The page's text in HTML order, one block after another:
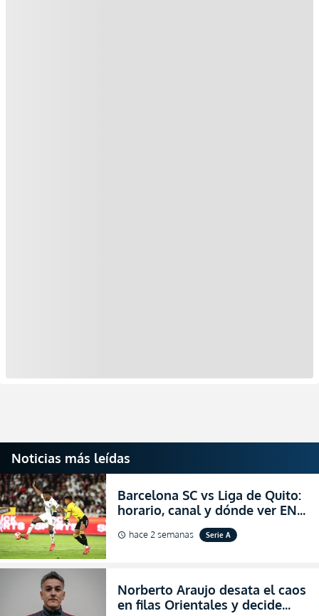
Noticias más leídas
Barcelona SC vs Liga de Quito:
horario, canal y dónde ver EN
VIVO la Fecha 22 de la LigaPro
2026
schedule hace 2 semanas Serie A
Norberto Araujo desata el caos
en filas Orientales y decide